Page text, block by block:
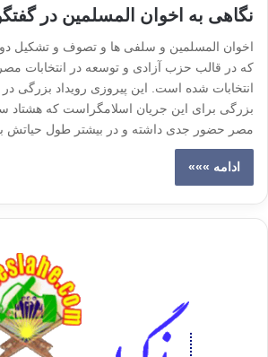
نگاهی به اخوان المسلمین در
اخوان المسلمین و سلفی ها و تصوف و تشکیل
که در قالب حزب آزادی و توسعه در انتخابات
انتخابات شده است. این پیروزی رویداد بزرگی در
بزرگی برای این جریان اسلامگراست که
مصر حضور جدی داشته و در بیشتر طول حیاتش
ادامه »»»